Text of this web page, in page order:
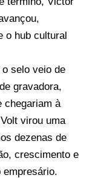
o hub cultural
selo veio de
gravadora,
chegariam à
virou uma
dezenas de
crescimento e
empresário.